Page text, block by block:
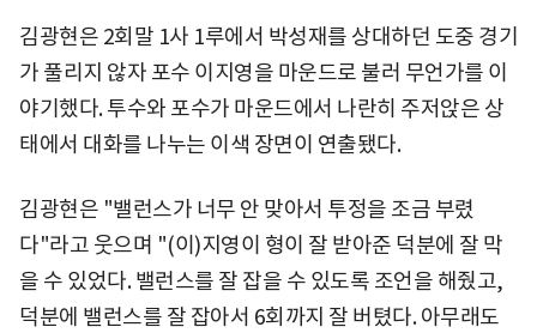
김광현은 2회말 1사 1루에서 박성재를 상대하던 도중 경기
가 풀리지 않자 포수 이지영을 마운드로 불러 무언가를 이
야기했다. 투수와 포수가 마운드에서 나란히 주저앉은 상
태에서 대화를 나누는 이색 장면이 연출됐다.
김광현은 "밸런스가 너무 안 맞아서 투정을 조금 부렸
다"라고 웃으며 "(이)지영이 형이 잘 받아준 덕분에 잘 막
을 수 있었다. 밸런스를 잘 잡을 수 있도록 조언을 해줬고,
덕분에 밸런스를 잘 잡아서 6회까지 잘 버텼다. 아무래도